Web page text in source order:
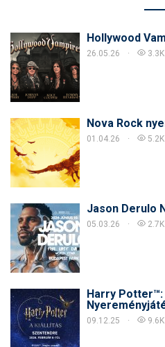
Hollywood
26.05.26 3.3K
Nova Rock
01.04.26 5.2K
Jason Derulo
05.03.26 2.7K
Harry Potter™:
09.12.25 9.6K